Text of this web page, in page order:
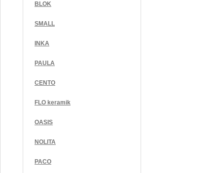
BLOK
SMALL
INKA
PAULA
CENTO
FLO keramik
OASIS
NOLITA
PACO